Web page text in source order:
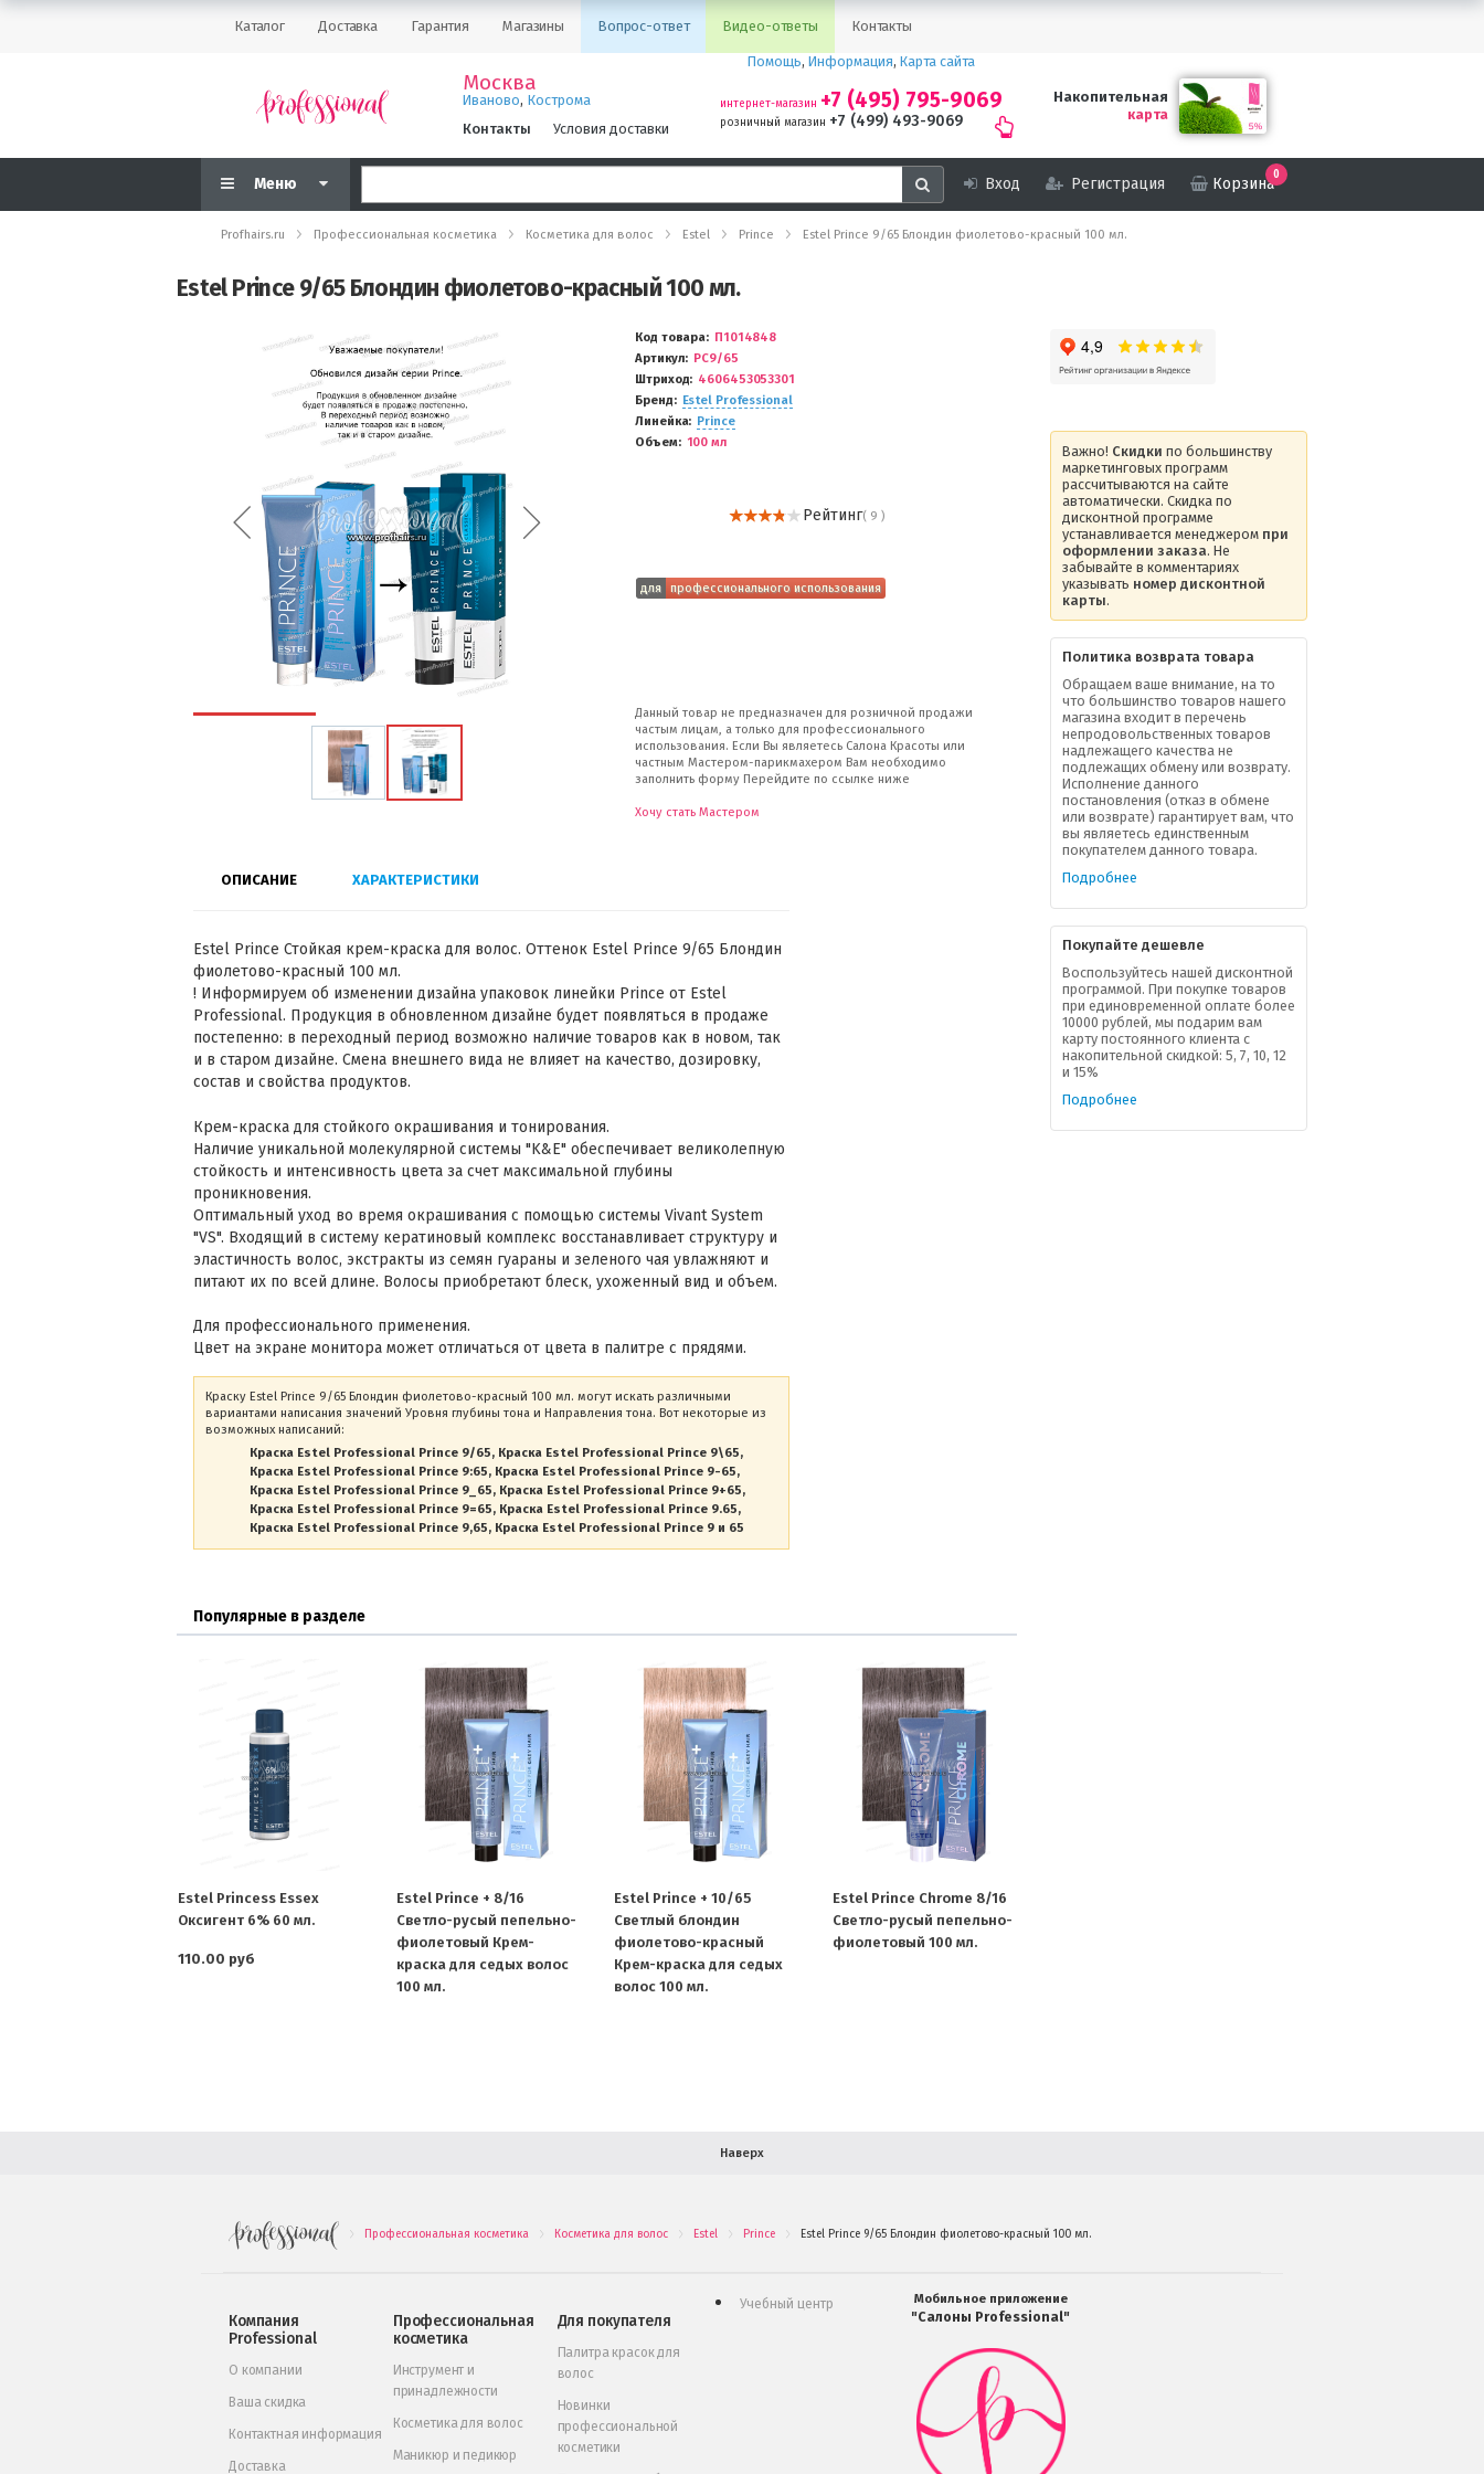
Каталог Доставка Гарантия Магазины Вопрос-ответ Видео-ответы Контакты
Москва
Иваново, Кострома
Контакты
Условия доставки
Помощь, Информация, Карта сайта
интернет-магазин +7 (495) 795-9069
розничный магазин +7 (499) 493-9069
Накопительная
карта
Меню Вход Регистрация Корзина
0
Profhairs.ru Профессиональная косметика Косметика для волос Estel Prince Estel Prince 9/65 Блондин фиолетово-красный 100 мл.
Estel Prince 9/65 Блондин фиолетово-красный 100 мл.
Код товара
П1014848
Артикул
PC9/65
Штриход
4606453053301
Бренд
Estel Professional
Линейка
Prince
Объем
100 мл
Рейтинг( 9 )
для профессионального использования
Данный товар не предназначен для розничной продажи
частым лицам, а только для профессионального
использования. Если Вы являетесь Салона Красоты или
частным Мастером-парикмахером Вам необходимо
заполнить форму Перейдите по ссылке ниже
Хочу стать Мастером
ОПИСАНИЕ ХАРАКТЕРИСТИКИ
Estel Prince Стойкая крем-краска для волос. Оттенок Estel Prince 9/65 Блондин
фиолетово-красный 100 мл.
! Информируем об изменении дизайна упаковок линейки Prince от Estel
Professional. Продукция в обновленном дизайне будет появляться в продаже
постепенно: в переходный период возможно наличие товаров как в новом, так
и в старом дизайне. Смена внешнего вида не влияет на качество, дозировку,
состав и свойства продуктов.
Крем-краска для стойкого окрашивания и тонирования.
Наличие уникальной молекулярной системы "K&E" обеспечивает великолепную
стойкость и интенсивность цвета за счет максимальной глубины
проникновения.
Оптимальный уход во время окрашивания с помощью системы Vivant System
"VS". Входящий в систему кератиновый комплекс восстанавливает структуру и
эластичность волос, экстракты из семян гуараны и зеленого чая увлажняют и
питают их по всей длине. Волосы приобретают блеск, ухоженный вид и объем.
Для профессионального применения.
Цвет на экране монитора может отличаться от цвета в палитре с прядями.
Краску Estel Prince 9/65 Блондин фиолетово-красный 100 мл. могут искать различными
вариантами написания значений Уровня глубины тона и Направления тона. Вот некоторые из
возможных написаний:
Краска Estel Professional Prince 9/65
Краска Estel Professional Prince 9\65
Краска Estel Professional Prince 9:65
Краска Estel Professional Prince 9-65
Краска Estel Professional Prince 9_65
Краска Estel Professional Prince 9+65
Краска Estel Professional Prince 9=65
Краска Estel Professional Prince 9.65
Краска Estel Professional Prince 9,65
Краска Estel Professional Prince 9 и 65
Популярные в разделе
Estel Princess Essex
Оксигент 6% 60 мл.
110.00 руб
Estel Prince + 8/16
Светло-русый пепельно-
фиолетовый Крем-
краска для седых волос
100 мл.
Estel Prince + 10/65
Светлый блондин
фиолетово-красный
Крем-краска для седых
волос 100 мл.
Estel Prince Chrome 8/16
Светло-русый пепельно-
фиолетовый 100 мл.
Важно! Скидки по большинству
маркетинговых программ
рассчитываются на сайте
автоматически. Скидка по
дисконтной программе
устанавливается менеджером при
оформлении заказа. Не
забывайте в комментариях
указывать номер дисконтной
карты.
Политика возврата товара
Обращаем ваше внимание, на то
что большинство товаров нашего
магазина входит в перечень
непродовольственных товаров
надлежащего качества не
подлежащих обмену или возврату.
Исполнение данного
постановления (отказ в обмене
или возврате) гарантирует вам, что
вы являетесь единственным
покупателем данного товара.
Подробнее
Покупайте дешевле
Воспользуйтесь нашей дисконтной
программой. При покупке товаров
при единовременной оплате более
10000 рублей, мы подарим вам
карту постоянного клиента с
накопительной скидкой: 5, 7, 10, 12
и 15%
Подробнее
Наверх
Профессиональная косметика Косметика для волос Estel Prince Estel Prince 9/65 Блондин фиолетово-красный 100 мл.
Компания
Professional
О компании
Ваша скидка
Контактная информация
Доставка
Профессиональная
косметика
Инструмент и
принадлежности
Косметика для волос
Маникюр и педикюр
Для покупателя
Палитра красок для
волос
Новинки
профессиональной
косметики
Учебный центр Мобильное приложение
"Салоны Professional"
Мобильное
приложение
Салоны
Professional
загрузить
в
Google